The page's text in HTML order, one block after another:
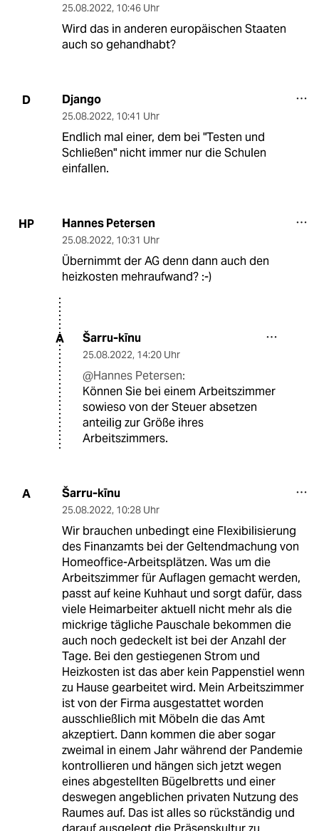
25.08.2022, 10:46 Uhr
Wird das in anderen europäischen Staaten
auch so gehandhabt?
D Django
25.08.2022, 10:41 Uhr
Endlich mal einer, dem bei "Testen und
Schließen" nicht immer nur die Schulen
einfallen.
HP Hannes Petersen
25.08.2022, 10:31 Uhr
Übernimmt der AG denn dann auch den
heizkosten mehraufwand? :-)
A Šarru-kīnu
25.08.2022, 14:20 Uhr
@Hannes Petersen:
Können Sie bei einem Arbeitszimmer
sowieso von der Steuer absetzen
anteilig zur Größe ihres
Arbeitszimmers.
A Šarru-kīnu
25.08.2022, 10:28 Uhr
Wir brauchen unbedingt eine Flexibilisierung
des Finanzamts bei der Geltendmachung von
Homeoffice-Arbeitsplätzen. Was um die
Arbeitszimmer für Auflagen gemacht werden,
passt auf keine Kuhhaut und sorgt dafür, dass
viele Heimarbeiter aktuell nicht mehr als die
mickrige tägliche Pauschale bekommen die
auch noch gedeckelt ist bei der Anzahl der
Tage. Bei den gestiegenen Strom und
Heizkosten ist das aber kein Pappenstiel wenn
zu Hause gearbeitet wird. Mein Arbeitszimmer
ist von der Firma ausgestattet worden
ausschließlich mit Möbeln die das Amt
akzeptiert. Dann kommen die aber sogar
zweimal in einem Jahr während der Pandemie
kontrollieren und hängen sich jetzt wegen
eines abgestellten Bügelbretts und einer
deswegen angeblichen privaten Nutzung des
Raumes auf. Das ist alles so rückständig und